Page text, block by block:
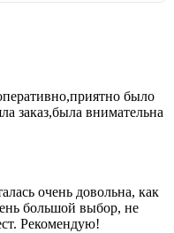
было
заказ,была внимательна
очень довольна, как
большой выбор, не
Рекомендую!